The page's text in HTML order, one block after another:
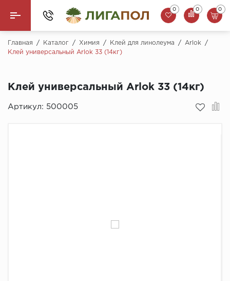
Назад
Кварцвинил (LVT)
Паркетная доска
0 0 0
Главная / Каталог / Химия / Клей для линолеума / Arlok
/
Клей универсальный Arlok 33 (14кг)
Клей универсальный Arlok 33 (14кг)
Артикул: 500005